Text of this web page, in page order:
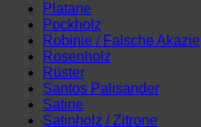
Platane
Pockholz
Robinie / Falsche Akazie
Rosenholz
Rüster
Santos Palisander
Satine
Satinholz / Zitrone